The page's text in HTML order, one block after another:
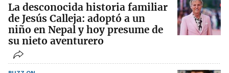
La desconocida historia familiar
de Jesús Calleja: adoptó a un
niño en Nepal y hoy presume de
su nieto aventurero